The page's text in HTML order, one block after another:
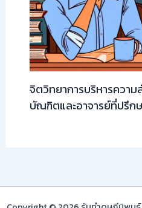
จิตวิทยาการบริหารควา
บัณฑิตและอาจารย์ที่ปรึก